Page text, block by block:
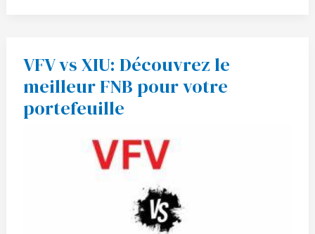
VFV vs XIU: Découvrez le
meilleur FNB pour votre
portefeuille
VFV
vs
XIU:
Découvrez
le
meilleur
portefeuille